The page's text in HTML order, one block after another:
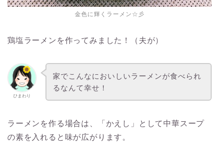
金色に輝くラーメン☆彡
鶏塩ラーメンを作ってみました！（夫が）
ひまわり
家でこんなにおいしいラーメンが食べられ
るなんて幸せ！
ラーメンを作る場合は、「かえし」として中華スープ
の素を入れると味が広がります。